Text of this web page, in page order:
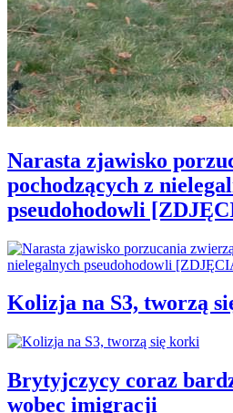
Narasta zjawisko
pochodzących z
pseudohodowli
Kolizja na S3, tworzą
Brytyjczycy coraz
wobec imigracji